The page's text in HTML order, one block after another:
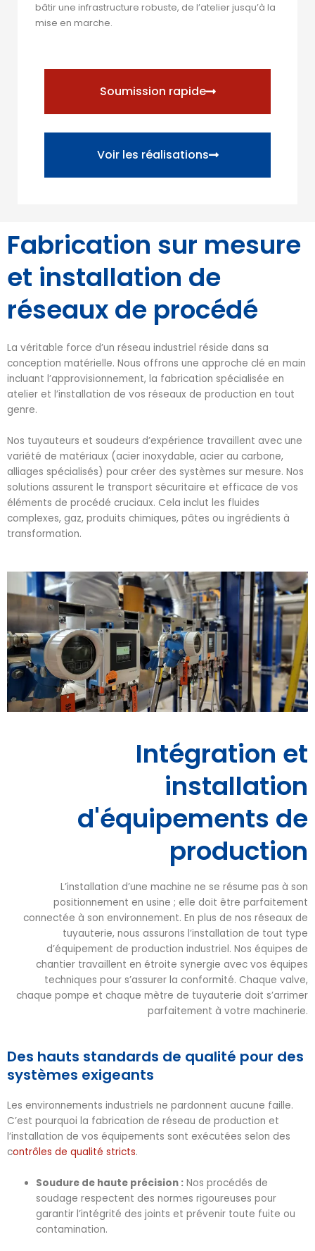
bâtir une infrastructure robuste, de l’atelier jusqu’à la
mise en marche.
Soumission rapide
Voir les réalisations
Fabrication sur mesure
et installation de
réseaux de procédé
La véritable force d’un réseau industriel réside dans sa
conception matérielle. Nous offrons une approche clé en main
incluant l’approvisionnement, la fabrication spécialisée en
atelier et l’installation de vos réseaux de production en tout
genre.
Nos tuyauteurs et soudeurs d’expérience travaillent avec une
variété de matériaux (acier inoxydable, acier au carbone,
alliages spécialisés) pour créer des systèmes sur mesure. Nos
solutions assurent le transport sécuritaire et efficace de vos
éléments de procédé cruciaux. Cela inclut les fluides
complexes, gaz, produits chimiques, pâtes ou ingrédients à
transformation.
Intégration et
installation
d'équipements de
production
L’installation d’une machine ne se résume pas à son
positionnement en usine ; elle doit être parfaitement
connectée à son environnement. En plus de nos réseaux de
tuyauterie, nous assurons l’installation de tout type
d’équipement de production industriel. Nos équipes de
chantier travaillent en étroite synergie avec vos équipes
techniques pour s’assurer la conformité. Chaque valve,
chaque pompe et chaque mètre de tuyauterie doit s’arrimer
parfaitement à votre machinerie.
Des hauts standards de qualité pour des
systèmes exigeants
Les environnements industriels ne pardonnent aucune faille.
C’est pourquoi la fabrication de réseau de production et
l’installation de vos équipements sont exécutées selon des
contrôles de qualité stricts.
Soudure de haute précision : Nos procédés de
soudage respectent des normes rigoureuses pour
garantir l’intégrité des joints et prévenir toute fuite ou
contamination.